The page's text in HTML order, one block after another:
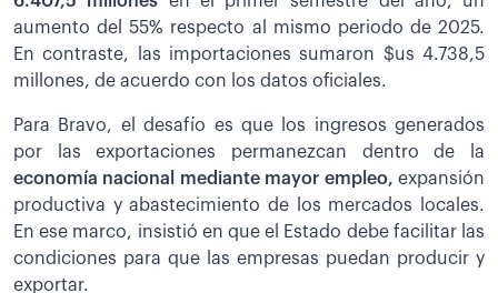
aumento del 55% respecto al mismo periodo de 2025.
En contraste, las importaciones sumaron $us 4.738,5
millones, de acuerdo con los datos oficiales.
Para Bravo, el desafío es que los ingresos generados
por las exportaciones permanezcan dentro de la
economía nacional mediante mayor empleo, expansión
productiva y abastecimiento de los mercados locales.
En ese marco, insistió en que el Estado debe facilitar las
condiciones para que las empresas puedan producir y
exportar.